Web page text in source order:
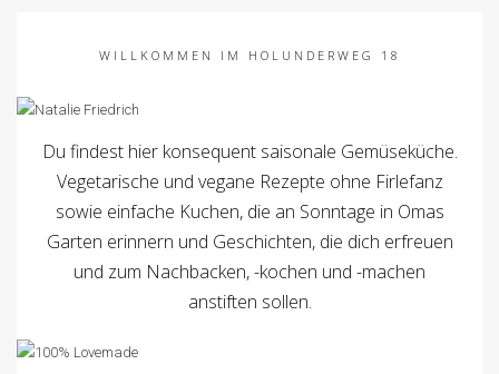
WILLKOMMEN IM HOLUNDERWEG 18
Du findest hier konsequent saisonale Gemüseküche.
Vegetarische und vegane Rezepte ohne Firlefanz
sowie einfache Kuchen, die an Sonntage in Omas
Garten erinnern und Geschichten, die dich erfreuen
und zum Nachbacken, -kochen und -machen
anstiften sollen.